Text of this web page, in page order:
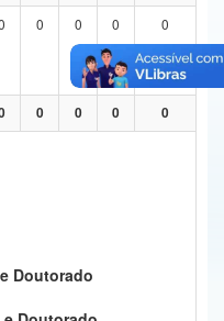
0 0 0 0
0 0 0 0
Doutorado